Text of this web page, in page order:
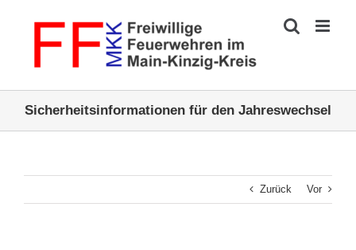
Sicherheitsinformationen für den Jahreswechsel
Zurück Vor